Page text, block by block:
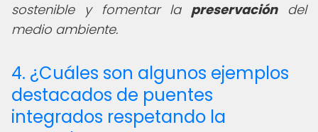
sostenible y fomentar la preservacióndel
medio ambiente.
4. ¿Cuáles son algunos ejemplos
destacados de puentes
integrados respetando la